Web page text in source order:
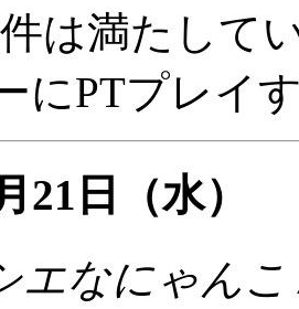
は満たして
にPTプレイ
21日
（水）
エなにゃん